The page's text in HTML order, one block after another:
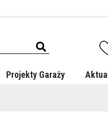
Projekty Garaży